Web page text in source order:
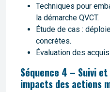
Techniques pour
la démarche QVCT.
Étude de cas :
concrètes.
Évaluation des
Séquence 4 – Suivi
impacts des actions